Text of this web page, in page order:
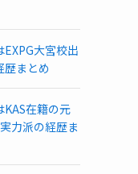
EXPG大宮校出
歴まとめ
KAS在籍の元
力派の経歴ま